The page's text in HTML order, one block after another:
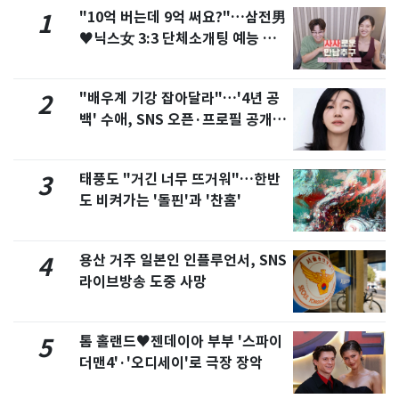
1
"10억 버는데 9억 써요?"…삼전男
♥닉스女 3:3 단체소개팅 예능 화
2
"배우계 기강 잡아달라"…'4년 공
백' 수애, SNS 오픈·프로필 공개
3
태풍도 "거긴 너무 뜨거워"…한반
도 비켜가는 '돌핀'과 '찬홈'
4
용산 거주 일본인 인플루언서, SNS
라이브방송 도중 사망
5
톰 홀랜드♥젠데이아 부부 '스파이
더맨4'·'오디세이'로 극장 장악